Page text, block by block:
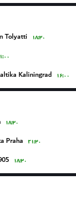
Tolyatti ۱۸:۳۰
Kaliningrad ۱۶:۰۰
۱۸:۳۰
Praha ۲۱:۳۰
۱۸:۳۰